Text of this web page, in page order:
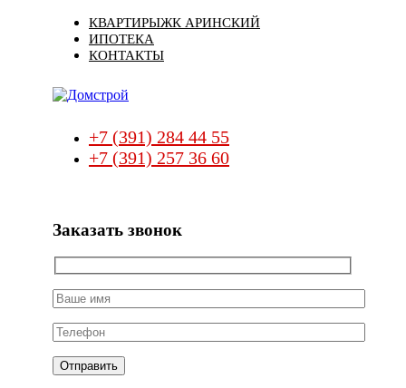
КВАРТИРЫЖК АРИНСКИЙ
ИПОТЕКА
КОНТАКТЫ
+7 (391) 284 44 55
+7 (391) 257 36 60
Заказать звонок